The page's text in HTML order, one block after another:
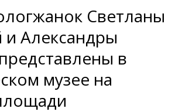
Светланы
Александры
в
музее на